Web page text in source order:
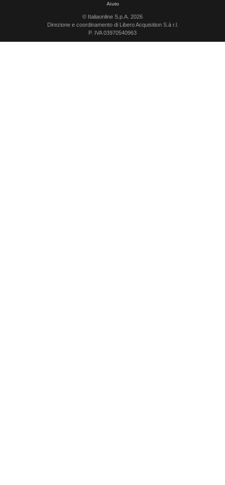
Aiuto
© Italiaonline S.p.A. 2026
Direzione e coordinamento di Libero Acquisition S.á r.l.
P. IVA 03970540963